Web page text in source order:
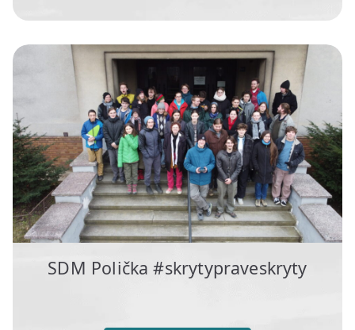
SDM Polička #skrytypraveskryty